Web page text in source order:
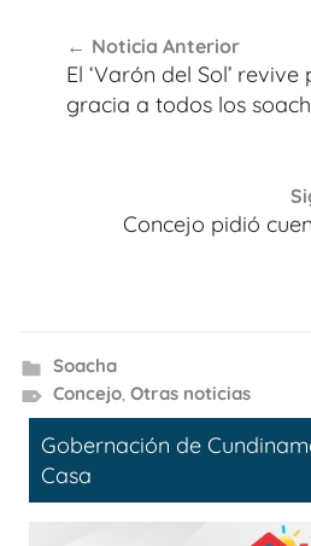
de
entradas
Noticia Anterior
El ‘Varón del Sol’
gracia a todos los
Concejo pidió
Soacha
Concejo, Otras noticias
Gobernación de
Casa